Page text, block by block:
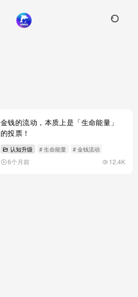
金钱的流动，本质上是「生命能量」
的投票！
认知升级 # 生命能量 # 金钱流动
6个月前 12.4K